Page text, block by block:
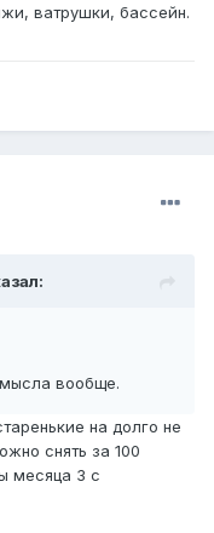
ватрушки, бассейн.
вообще.
на долго не
снять за 100
месяца 3 с